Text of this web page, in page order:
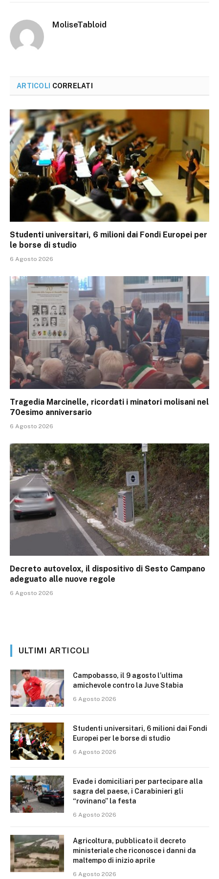
MoliseTabloid
ARTICOLI CORRELATI
Studenti universitari, 6 milioni dai Fondi Europei per
le borse di studio
6 Agosto 2026
Tragedia Marcinelle, ricordati i minatori molisani nel
70esimo anniversario
6 Agosto 2026
Decreto autovelox, il dispositivo di Sesto Campano
adeguato alle nuove regole
6 Agosto 2026
ULTIMI ARTICOLI
Campobasso, il 9 agosto l’ultima
amichevole contro la Juve Stabia
6 Agosto 2026
Studenti universitari, 6 milioni dai Fondi
Europei per le borse di studio
6 Agosto 2026
Evade i domiciliari per partecipare alla
sagra del paese, i Carabinieri gli
“rovinano” la festa
6 Agosto 2026
Agricoltura, pubblicato il decreto
ministeriale che riconosce i danni da
maltempo di inizio aprile
6 Agosto 2026